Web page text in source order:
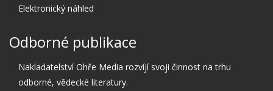
Elektronický náhled
Odborné publikace
Nakladatelství Ohře Media rozvíjí svoji činnost na trhu
odborné, vědecké literatury.